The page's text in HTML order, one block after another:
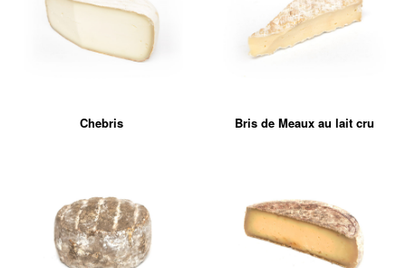
Chebris Bris de Meaux au lait cru